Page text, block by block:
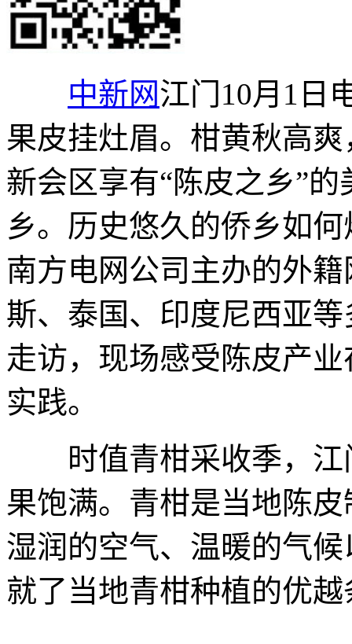
中新网江门10月1日
果皮挂灶眉。柑黄秋高
新会区享有“陈皮之乡”
乡。历史悠久的侨乡如
南方电网公司主办的外
斯、泰国、印度尼西亚
走访，现场感受陈皮产
实践。
时值青柑采收季，江
果饱满。青柑是当地陈
湿润的空气、温暖的气
就了当地青柑种植的优越